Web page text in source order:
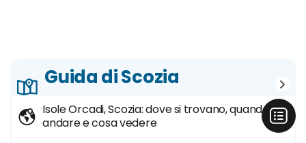
Guida di Scozia
Isole Orcadi, Scozia: dove si trovano, quando
andare e cosa vedere